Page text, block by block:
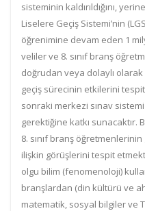
sisteminin kaldırıldığını,
Liselere Geçiş Sistemi’nin
öğrenimine devam eden 1
veliler ve 8. sınıf branş
doğrudan veya dolaylı
geçiş sürecinin etkilerini
sonraki merkezi sınav
gerektiğine katkı sunacaktır.
8. sınıf branş öğretmenlerinin
ilişkin görüşlerini tespit
olgu bilim (fenomenoloji)
branşlardan (din kültürü ve
matematik, sosyal bilgiler ve